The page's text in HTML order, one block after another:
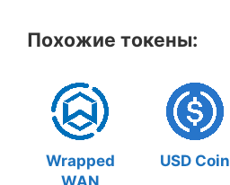
Похожие токены:
Wrapped
WAN
USD Coin